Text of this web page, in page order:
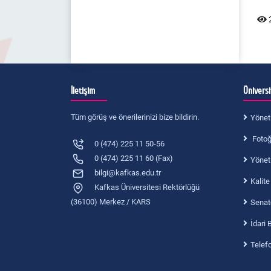
İletişim
Tüm görüş ve önerilerinizi bize bildirin.
0 (474) 225 11 50-56
0 (474) 225 11 60 (Fax)
bilgi@kafkas.edu.tr
Kafkas Üniversitesi Rektörlüğü
(36100) Merkez / KARS
İdari